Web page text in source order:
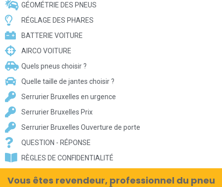
GÉOMÉTRIE DES PNEUS
RÉGLAGE DES PHARES
BATTERIE VOITURE
AIRCO VOITURE
Quels pneus choisir ?
Quelle taille de jantes choisir ?
Serrurier Bruxelles en urgence
Serrurier Bruxelles Prix
Serrurier Bruxelles Ouverture de porte
QUESTION - RÉPONSE
RÈGLES DE CONFIDENTIALITÉ
Vous êtes revendeur, professionnel du pneu